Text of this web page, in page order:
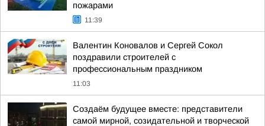
пожарами
11:39
Валентин Коновалов и Сергей Сокол
поздравили строителей с
профессиональным праздником
11:03
Создаём будущее вместе: представители
самой мирной, созидательной и творческой